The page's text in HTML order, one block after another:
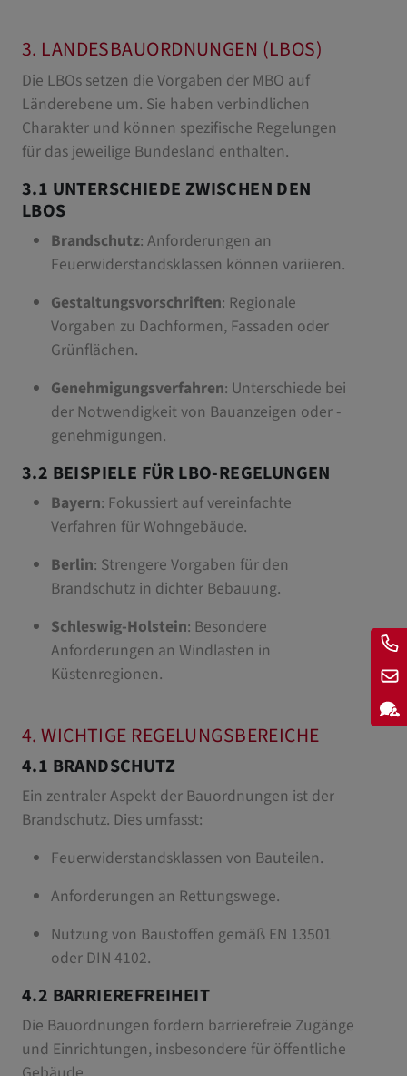
3. LANDESBAUORDNUNGEN (LBOS)
Die LBOs setzen die Vorgaben der MBO auf
Länderebene um. Sie haben verbindlichen
Charakter und können spezifische Regelungen
für das jeweilige Bundesland enthalten.
3.1 UNTERSCHIEDE ZWISCHEN DEN
LBOS
Brandschutz: Anforderungen an
Feuerwiderstandsklassen können variieren.
Gestaltungsvorschriften: Regionale
Vorgaben zu Dachformen, Fassaden oder
Grünflächen.
Genehmigungsverfahren: Unterschiede bei
der Notwendigkeit von Bauanzeigen oder -
genehmigungen.
3.2 BEISPIELE FÜR LBO-REGELUNGEN
Bayern: Fokussiert auf vereinfachte
Verfahren für Wohngebäude.
Berlin: Strengere Vorgaben für den
Brandschutz in dichter Bebauung.
Schleswig-Holstein: Besondere
Anforderungen an Windlasten in
Küstenregionen.
4. WICHTIGE REGELUNGSBEREICHE
4.1 BRANDSCHUTZ
Ein zentraler Aspekt der Bauordnungen ist der
Brandschutz. Dies umfasst:
Feuerwiderstandsklassen von Bauteilen.
Anforderungen an Rettungswege.
Nutzung von Baustoffen gemäß EN 13501
oder DIN 4102.
4.2 BARRIEREFREIHEIT
Die Bauordnungen fordern barrierefreie Zugänge
und Einrichtungen, insbesondere für öffentliche